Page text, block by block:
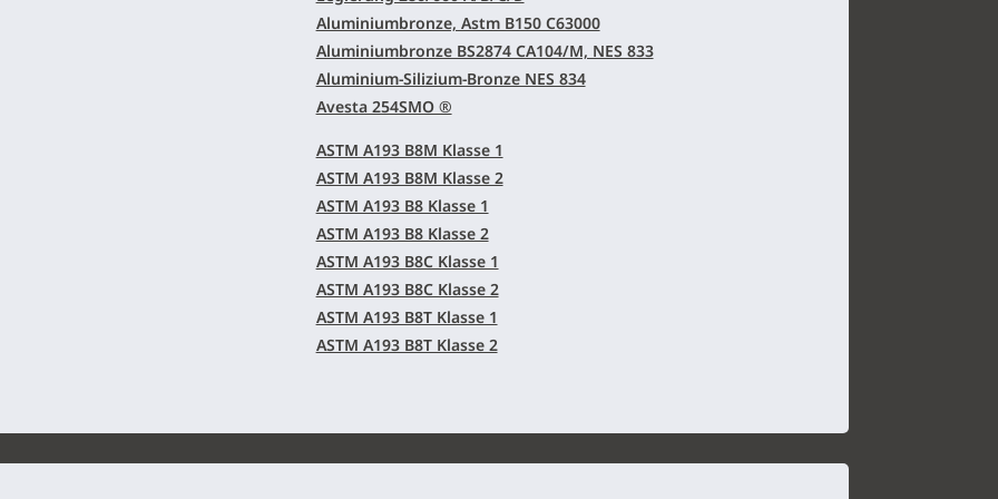
Aluminiumbronze, Astm B150 C63000
Aluminiumbronze BS2874 CA104/M, NES 833
Aluminium-Silizium-Bronze NES 834
Avesta 254SMO ®
ASTM A193 B8M Klasse 1
ASTM A193 B8M Klasse 2
ASTM A193 B8 Klasse 1
ASTM A193 B8 Klasse 2
ASTM A193 B8C Klasse 1
ASTM A193 B8C Klasse 2
ASTM A193 B8T Klasse 1
ASTM A193 B8T Klasse 2